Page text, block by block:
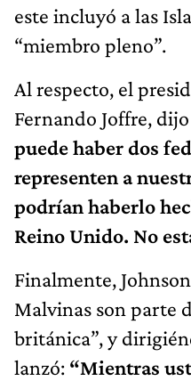
este incluyó a las
“miembro pleno”.
Al respecto, el
Fernando Joffre,
puede haber dos
representen a
podrían haberlo
Reino Unido. No
Finalmente,
Malvinas son parte
británica”, y
lanzó: “Mientras